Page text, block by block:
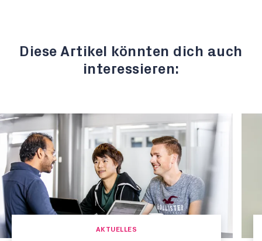
Diese Artikel könnten dich auch
interessieren:
AKTUELLES